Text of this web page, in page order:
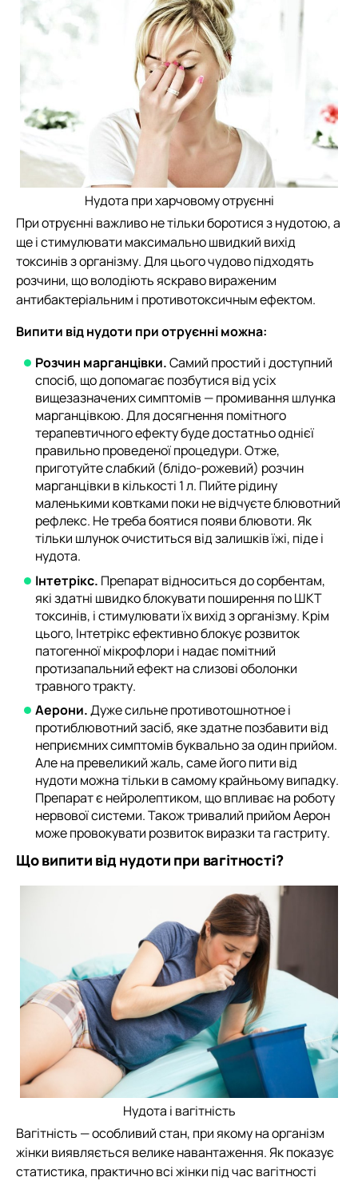
Нудота при харчовому отруєнні
При отруєнні важливо не тільки боротися з нудотою, а
ще і стимулювати максимально швидкий вихід
токсинів з організму. Для цього чудово підходять
розчини, що володіють яскраво вираженим
антибактеріальним і противотоксичным ефектом.
Випити від нудоти при отруєнні можна:
Розчин марганцівки.Самий простий і доступний
спосіб, що допомагає позбутися від усіх
вищезазначених симптомів — промивання шлунка
марганцівкою. Для досягнення помітного
терапевтичного ефекту буде достатньо однієї
правильно проведеної процедури. Отже,
приготуйте слабкий (блідо-рожевий) розчин
марганцівки в кількості 1 л. Пийте рідину
маленькими ковтками поки не відчуєте блювотний
рефлекс. Не треба боятися появи блювоти. Як
тільки шлунок очиститься від залишків їжі, піде і
нудота.
Інтетрікс. Препарат відноситься до сорбентам,
які здатні швидко блокувати поширення по ШКТ
токсинів, і стимулювати їх вихід з організму. Крім
цього, Інтетрікс ефективно блокує розвиток
патогенної мікрофлори і надає помітний
протизапальний ефект на слизові оболонки
травного тракту.
Аерони.Дуже сильне противотошнотное і
протиблювотний засіб, яке здатне позбавити від
неприємних симптомів буквально за один прийом.
Але на превеликий жаль, саме його пити від
нудоти можна тільки в самому крайньому випадку.
Препарат є нейролептиком, що впливає на роботу
нервової системи. Також тривалий прийом Аерон
може провокувати розвиток виразки та гастриту.
Що випити від нудоти при вагітності?
Нудота і вагітність
Вагітність — особливий стан, при якому на організм
жінки виявляється велике навантаження. Як показує
статистика, практично всі жінки під час вагітності